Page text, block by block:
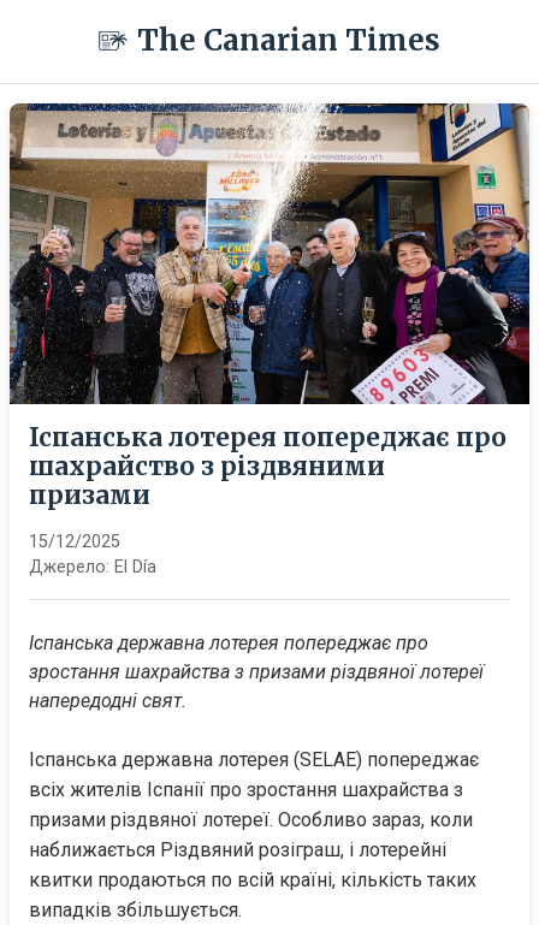
The Canarian Times
Іспанська лотерея попереджає про
шахрайство з різдвяними
призами
15/12/2025
Джерело: El Día
Іспанська державна лотерея попереджає про
зростання шахрайства з призами різдвяної лотереї
напередодні свят.
Іспанська державна лотерея (SELAE) попереджає
всіх жителів Іспанії про зростання шахрайства з
призами різдвяної лотереї. Особливо зараз, коли
наближається Різдвяний розіграш, і лотерейні
квитки продаються по всій країні, кількість таких
випадків збільшується.